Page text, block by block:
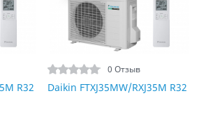
R32
0 Отзыв
Daikin FTXJ35MW/RXJ35M R32